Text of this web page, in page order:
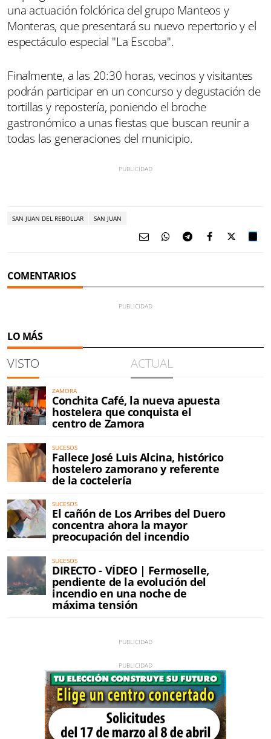
una actuación folclórica del grupo Manteos y
Monteras, que presentará su nuevo repertorio y el
espectáculo especial "La Escoba".
Finalmente, a las 20:30 horas, vecinos y visitantes
podrán participar en un concurso y degustación de
tortillas y repostería, poniendo el broche
gastronómico a unas fiestas que buscan reunir a
todas las generaciones del municipio.
SAN JUAN DEL REBOLLAR SAN JUAN
COMENTARIOS
LO MÁS
VISTO ACTUAL
ZAMORA
Conchita Café, la nueva apuesta
hostelera que conquista el
centro de Zamora
SUCESOS
Fallece José Luis Alcina, histórico
hostelero zamorano y referente
de la coctelería
SUCESOS
El cañón de Los Arribes del Duero
concentra ahora la mayor
preocupación del incendio
SUCESOS
DIRECTO - VÍDEO | Fermoselle,
pendiente de la evolución del
incendio en una noche de
máxima tensión